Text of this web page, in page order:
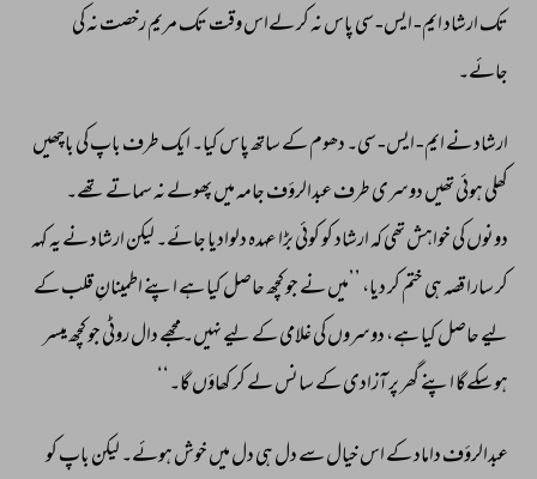
تک ارشاد ایم- ایس- سی پاس نہ کر لےاس وقت تک مریم رخصت نہ کی
جائے۔
ارشاد نے ایم- ایس- سی۔ دھوم کے ساتھ پاس کیا۔ ایک طرف باپ کی باچھیں
کھلی ہوئی تھیں دوسری طرف عبدالرؤف جامہ میں پھولے نہ سماتے تھے۔
دونوں کی خواہش تھی کہ ارشاد کو کوئی بڑا عہدہ دلوادیا جائے۔ لیکن ارشاد نے یہ کہہ
کر سارا قصہ ہی ختم کر دیا، ’’میں نے جو کچھ حاصل کیا ہے اپنے اطمینانِ قلب کے
لیے حاصل کیا ہے، دوسروں کی غلامی کے لیے نہیں۔ مجھے دال روٹی جو کچھ میسر
ہو سکےگا اپنے گھر پر آزادی کے سانس لے کر کھاؤں گا۔‘‘
عبدالرؤف داماد کے اس خیال سے دل ہی دل میں خوش ہوئے۔ لیکن باپ کو